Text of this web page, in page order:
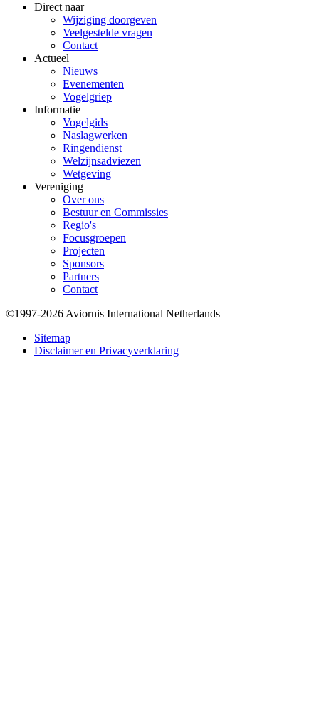
Direct naar
Wijziging doorgeven
Veelgestelde vragen
Contact
Actueel
Nieuws
Evenementen
Vogelgriep
Informatie
Vogelgids
Naslagwerken
Ringendienst
Welzijnsadviezen
Wetgeving
Vereniging
Over ons
Bestuur en Commissies
Regio's
Focusgroepen
Projecten
Sponsors
Partners
Contact
Bottom
©1997-2026 Aviornis International Netherlands
Sitemap
Disclaimer en Privacyverklaring